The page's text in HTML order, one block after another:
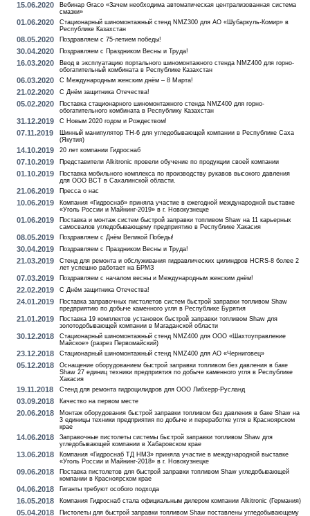
15.06.2020
Вебинар Graco «Зачем необходима автоматическая централизованная система
смазки»
01.06.2020
Стационарный шиномонтажный стенд NMZ300 для АО «Шубаркуль-Комир» в
Республике Казахстан
08.05.2020 Поздравляем с 75-летием победы!
30.04.2020 Поздравляем с Праздником Весны и Труда!
16.03.2020
Ввод в эксплуатацию портального шиномонтажного стенда NMZ400 для горно-
обогатительный комбината в Республике Казахстан
06.03.2020 С Международным женским днём – 8 Марта!
21.02.2020 С Днём защитника Отечества!
05.02.2020
Поставка стационарного шиномонтажного стенда NMZ400 для горно-
обогатительного комбината в Республику Казахстан
31.12.2019 С Новым 2020 годом и Рождеством!
07.11.2019
Шинный манипулятор TH-6 для угледобывающей компании в Республике Саха
(Якутия)
14.10.2019 20 лет компании Гидроснаб
07.10.2019 Представители Alkitronic провели обучение по продукции своей компании
01.10.2019
Поставка мобильного комплекса по производству рукавов высокого давления
для ООО ВСТ в Сахалинской области.
21.06.2019 Пресса о нас
10.06.2019
Компания «Гидроснаб» приняла участие в ежегодной международной выставке
«Уголь России и Майнинг-2019» в г. Новокузнецке
01.06.2019
Поставка и монтаж систем быстрой заправки топливом Shaw на 11 карьерных
самосвалов угледобывающему предприятию в Республике Хакасия
08.05.2019 Поздравляем с Днём Великой Победы!
30.04.2019 Поздравляем с Праздником Весны и Труда!
21.03.2019
Стенд для ремонта и обслуживания гидравлических цилиндров HCRS-8 более 2
лет успешно работает на БРМЗ
07.03.2019 Поздравляем с началом весны и Международным женским днём!
22.02.2019 С Днём защитника Отечества!
24.01.2019
Поставка заправочных пистолетов систем быстрой заправки топливом Shaw
предприятию по добыче каменного угля в Республике Бурятия
21.01.2019
Поставка 19 комплектов установок быстрой заправки топливом Shaw для
золотодобывающей компании в Магаданской области
30.12.2018
Стационарный шиномонтажный стенд NMZ400 для ООО «Шахтоуправление
Майское» (разрез Первомайский)
23.12.2018 Стационарный шиномонтажный стенд NMZ400 для АО «Черниговец»
05.12.2018
Оснащение оборудованием быстрой заправки топливом без давления в баке
Shaw 27 единиц техники предприятия по добыче каменного угля в Республике
Хакасия
19.11.2018 Стенд для ремонта гидроцилидров для ООО Либхерр-Русланд
03.09.2018 Качество на первом месте
20.06.2018
Монтаж оборудования быстрой заправки топливом без давления в баке Shaw на
3 единицы техники предприятия по добыче и переработке угля в Красноярском
крае
14.06.2018
Заправочные пистолеты системы быстрой заправки топливом Shaw для
угледобывающей компании в Хабаровском крае
13.06.2018
Компания «Гидроснаб ТД НМЗ» приняла участие в международной выставке
«Уголь России и Майнинг-2018» в г. Новокузнецке
09.06.2018
Поставка пистолетов для быстрой заправки топливом Shaw угледобывающей
компании в Красноярском крае
04.06.2018 Гиганты требуют особого подхода
16.05.2018 Компания Гидроснаб стала официальным дилером компании Alkitronic (Германия)
05.04.2018
Пистолеты для быстрой заправки топливом Shaw поставлены угледобывающему